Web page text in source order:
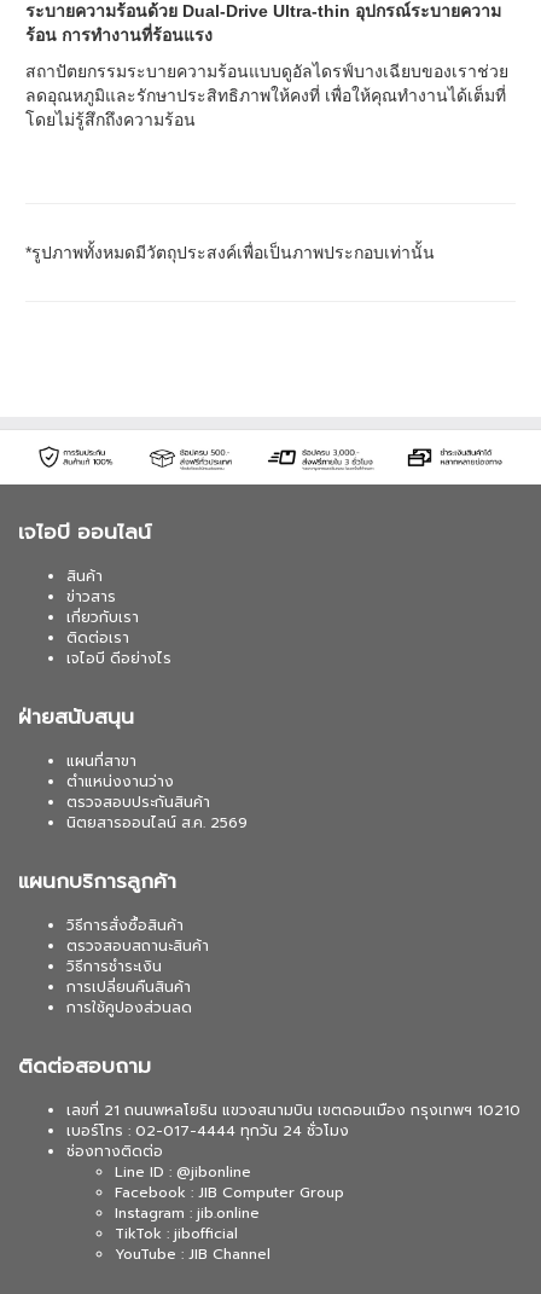
ระบายความร้อนด้วย Dual-Drive Ultra-thin อุปกรณ์ระบายความ
ร้อน การทำงานที่ร้อนแรง
สถาปัตยกรรมระบายความร้อนแบบดูอัลไดรฟ์บางเฉียบของเราช่วย
ลดอุณหภูมิและรักษาประสิทธิภาพให้คงที่ เพื่อให้คุณทำงานได้เต็มที่
โดยไม่รู้สึกถึงความร้อน
*รูปภาพทั้งหมดมีวัตถุประสงค์เพื่อเป็นภาพประกอบเท่านั้น
เจไอบี ออนไลน์
สินค้า
ข่าวสาร
เกี่ยวกับเรา
ติดต่อเรา
เจไอบี ดีอย่างไร
ฝ่ายสนับสนุน
แผนที่สาขา
ตำแหน่งงานว่าง
ตรวจสอบประกันสินค้า
นิตยสารออนไลน์ ส.ค. 2569
แผนกบริการลูกค้า
วิธีการสั่งซื้อสินค้า
ตรวจสอบสถานะสินค้า
วิธีการชำระเงิน
การเปลี่ยนคืนสินค้า
การใช้คูปองส่วนลด
ติดต่อสอบถาม
เลขที่ 21 ถนนพหลโยธิน แขวงสนามบิน เขตดอนเมือง กรุงเทพฯ 10210
เบอร์โทร : 02-017-4444 ทุกวัน 24 ชั่วโมง
ช่องทางติดต่อ
Line ID : @jibonline
Facebook : JIB Computer Group
Instagram : jib.online
TikTok : jibofficial
YouTube : JIB Channel